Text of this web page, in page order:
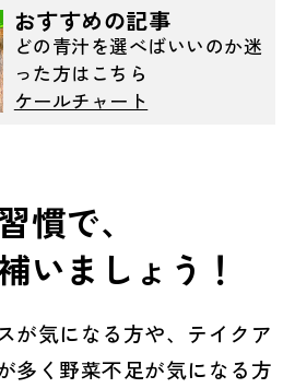
おすすめの記事
どの青汁を選べばいいのか迷
った方はこちら
ケールチャート
慣で、
いましょう！
が気になる方や、テイクア
多く野菜不足が気になる方